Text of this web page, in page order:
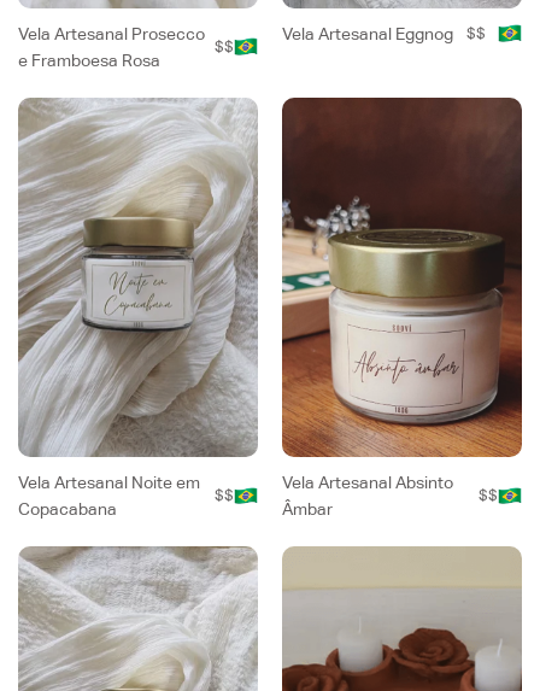
Vela Artesanal Prosecco
e Framboesa Rosa
$$
Vela Artesanal Eggnog $$
Vela Artesanal Noite em
Copacabana
$$
Vela Artesanal Absinto
Âmbar
$$